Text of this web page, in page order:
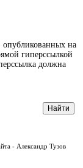
опубликованных на
гиперссылкой
должна
- Александр Тузов